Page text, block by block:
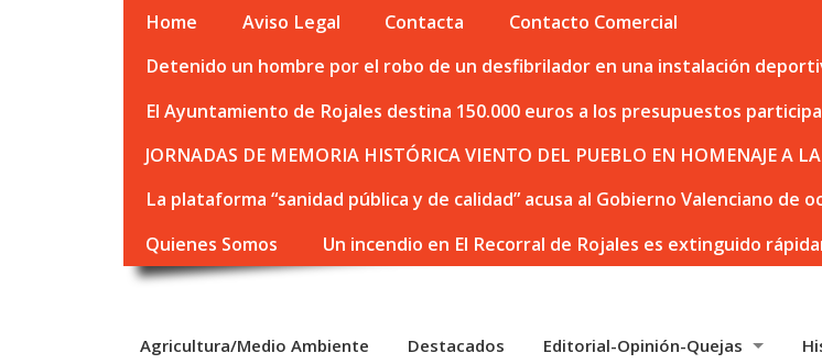
Home Aviso Legal Contacta
Contacto Comercial
Detenido un hombre por el robo de un desfibrilador en una instalación
El Ayuntamiento de Rojales destina 150.000 euros a los presupuestos
JORNADAS DE MEMORIA HISTÓRICA VIENTO DEL PUEBLO EN HOMENAJE A
La plataforma “sanidad pública y de calidad” acusa al Gobierno Valenciano
Quienes Somos
Un incendio en El Recorral de Rojales es extinguido
Agricultura/Medio Ambiente Destacados Editorial-Opinión-Quejas